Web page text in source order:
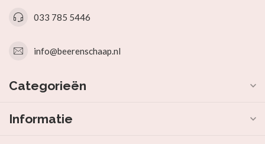
033 785 5446
info@beerenschaap.nl
Categorieën
Informatie